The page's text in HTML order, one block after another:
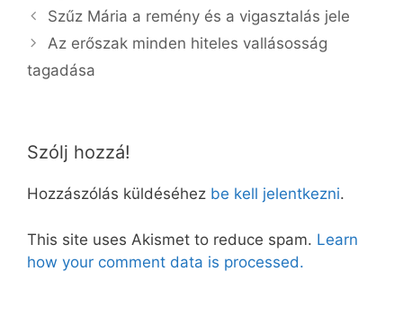
Szűz Mária a remény és a vigasztalás jele
Az erőszak minden hiteles vallásosság
tagadása
Szólj hozzá!
Hozzászólás küldéséhez be kell jelentkezni.
This site uses Akismet to reduce spam. Learn
how your comment data is processed.